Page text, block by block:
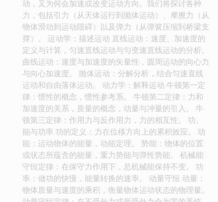
动，又为何会加速或改变运动方向。我们将探讨各种
力，包括引力（从天体运行到抛体运动）、摩擦力（从
物体滑动到运动阻碍）以及弹力（从弹簧压缩到桥梁支
撑）。 运动学：描述运动 直线运动：速度、加速度的
定义与计算，匀速直线运动与匀变速直线运动的分析。
曲线运动：速度与加速度的矢量性，圆周运动的向心力
与向心加速度。 抛体运动：分解分析，结合匀速直线
运动和自由落体运动。 动力学：解释运动 牛顿第一定
律：惯性的概念，惯性参考系。 牛顿第二定律：力和
加速度的关系，质量的概念，动量与冲量的引入。 牛
顿第三定律：作用力与反作用力，力的相互性。 功、
能与功率 功的定义：力在位移方向上的累积效应。 动
能：运动物体的能量，动能定理。 势能：物体的位置
或状态所蕴含的能量，重力势能与弹性势能。 机械能
守恒定律：在保守力作用下，总机械能保持不变。 功
率：做功的快慢，能量转换的速率。 动量守恒 动量：
物体质量与速度的乘积，衡量物体运动状态的物理量。